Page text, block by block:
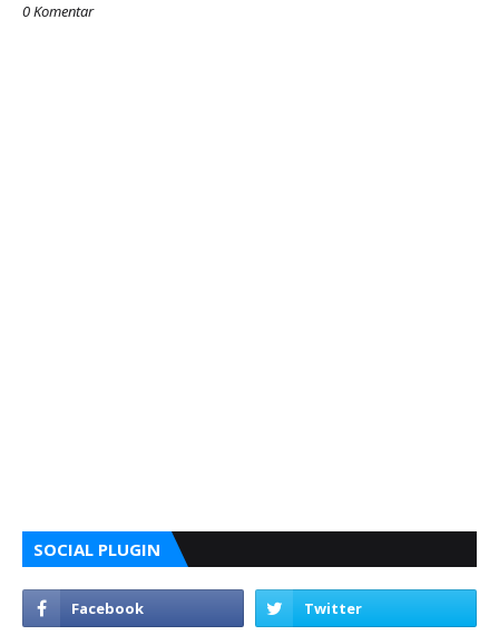
0 Komentar
SOCIAL PLUGIN